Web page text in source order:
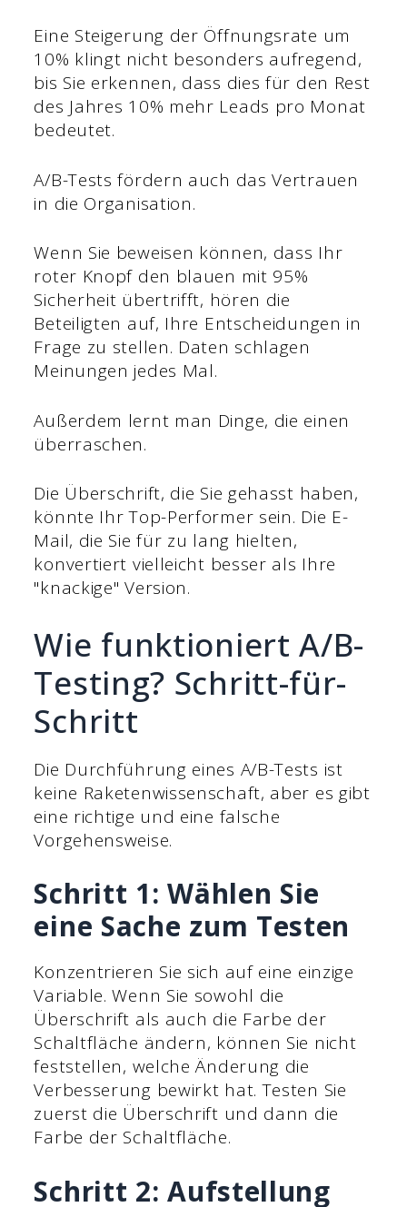
Eine Steigerung der Öffnungsrate um
10% klingt nicht besonders aufregend,
bis Sie erkennen, dass dies für den Rest
des Jahres 10% mehr Leads pro Monat
bedeutet.
A/B-Tests fördern auch das Vertrauen
in die Organisation.
Wenn Sie beweisen können, dass Ihr
roter Knopf den blauen mit 95%
Sicherheit übertrifft, hören die
Beteiligten auf, Ihre Entscheidungen in
Frage zu stellen. Daten schlagen
Meinungen jedes Mal.
Außerdem lernt man Dinge, die einen
überraschen.
Die Überschrift, die Sie gehasst haben,
könnte Ihr Top-Performer sein. Die E-
Mail, die Sie für zu lang hielten,
konvertiert vielleicht besser als Ihre
"knackige" Version.
Wie funktioniert A/B-
Testing? Schritt-für-
Schritt
Die Durchführung eines A/B-Tests ist
keine Raketenwissenschaft, aber es gibt
eine richtige und eine falsche
Vorgehensweise.
Schritt 1: Wählen Sie
eine Sache zum Testen
Konzentrieren Sie sich auf eine einzige
Variable. Wenn Sie sowohl die
Überschrift als auch die Farbe der
Schaltfläche ändern, können Sie nicht
feststellen, welche Änderung die
Verbesserung bewirkt hat. Testen Sie
zuerst die Überschrift und dann die
Farbe der Schaltfläche.
Schritt 2: Aufstellung